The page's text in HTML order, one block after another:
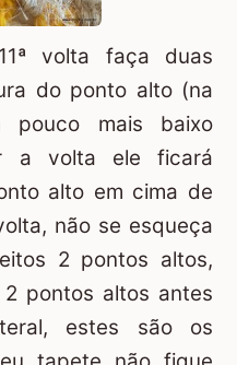
volta faça duas
do ponto alto (na
mais baixo
a volta ele ficará
alto em cima de
não se esqueça
2 pontos altos,
pontos altos antes
estes são os